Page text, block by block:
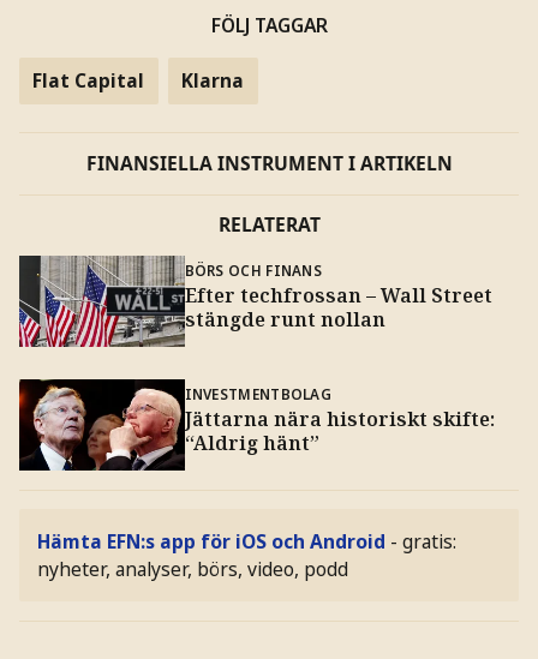
FÖLJ TAGGAR
Flat Capital Klarna
FINANSIELLA INSTRUMENT I ARTIKELN
RELATERAT
BÖRS OCH FINANS
Efter techfrossan – Wall Street
stängde runt nollan
INVESTMENTBOLAG
Jättarna nära historiskt skifte:
“Aldrig hänt”
Hämta EFN:s app för iOS och Android - gratis:
nyheter, analyser, börs, video, podd